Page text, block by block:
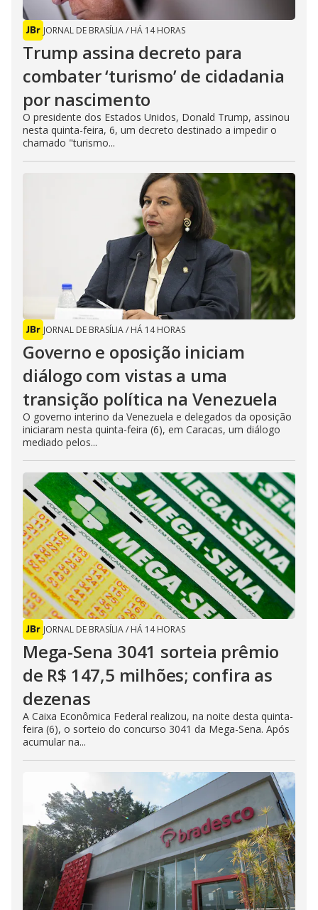
JORNAL DE BRASÍLIA/ HÁ 14 HORAS
Trump assina decreto para
combater ‘turismo’ de cidadania
por nascimento
O presidente dos Estados Unidos, Donald Trump, assinou
nesta quinta-feira, 6, um decreto destinado a impedir o
chamado "turismo...
JORNAL DE BRASÍLIA/ HÁ 14 HORAS
Governo e oposição iniciam
diálogo com vistas a uma
transição política na Venezuela
O governo interino da Venezuela e delegados da oposição
iniciaram nesta quinta-feira (6), em Caracas, um diálogo
mediado pelos...
JORNAL DE BRASÍLIA/ HÁ 14 HORAS
Mega-Sena 3041 sorteia prêmio
de R$ 147,5 milhões; confira as
dezenas
A Caixa Econômica Federal realizou, na noite desta quinta-
feira (6), o sorteio do concurso 3041 da Mega-Sena. Após
acumular na...